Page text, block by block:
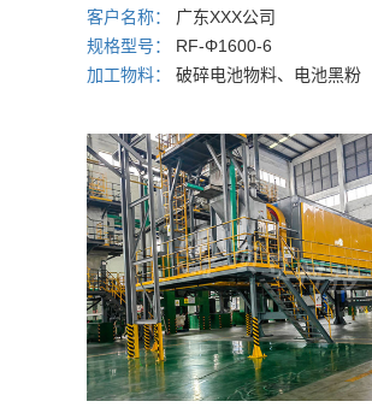
客户名称： 广东XXX公司
规格型号： RF-Φ1600-6
加工物料：破碎电池物料、电池黑粉